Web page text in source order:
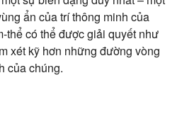
ẩn của trí thông minh của
thể có thể được giải quyết như
xét kỹ hơn những đường vòng
của chúng.